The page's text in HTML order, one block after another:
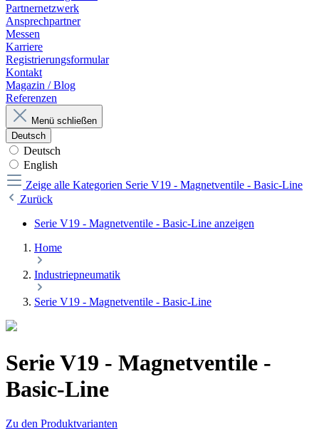
Partnernetzwerk
Ansprechpartner
Messen
Karriere
Registrierungsformular
Kontakt
Magazin / Blog
Referenzen
Menü schließen
Deutsch
Deutsch
English
Zeige alle Kategorien Serie V19 - Magnetventile - Basic-Line
Zurück
Serie V19 - Magnetventile - Basic-Line anzeigen
Home
Industriepneumatik
Serie V19 - Magnetventile - Basic-Line
Serie V19 - Magnetventile -
Basic-Line
Zu den Produktvarianten